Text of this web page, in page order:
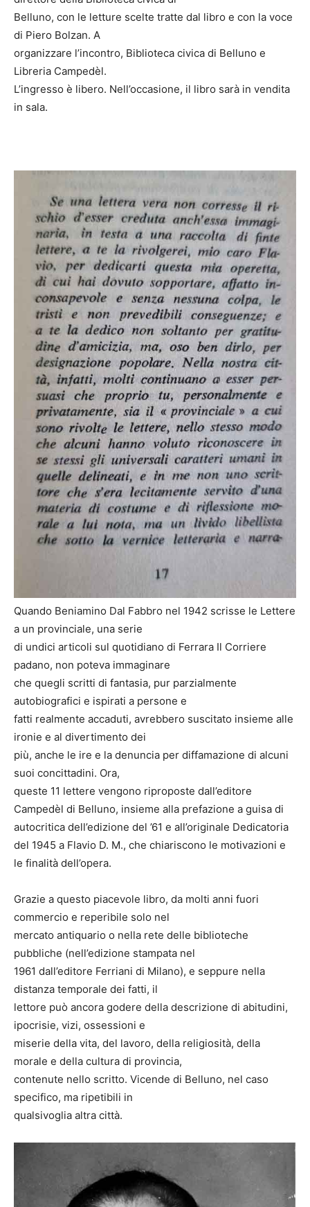
Belluno, con le letture scelte tratte dal libro e con la voce
di Piero Bolzan. A
organizzare l’incontro, Biblioteca civica di Belluno e
Libreria Campedèl.
L’ingresso è libero. Nell’occasione, il libro sarà in vendita
in sala.
Quando Beniamino Dal Fabbro nel 1942 scrisse le Lettere
a un provinciale, una serie
di undici articoli sul quotidiano di Ferrara Il Corriere
padano, non poteva immaginare
che quegli scritti di fantasia, pur parzialmente
autobiografici e ispirati a persone e
fatti realmente accaduti, avrebbero suscitato insieme alle
ironie e al divertimento dei
più, anche le ire e la denuncia per diffamazione di alcuni
suoi concittadini. Ora,
queste 11 lettere vengono riproposte dall’editore
Campedèl di Belluno, insieme alla prefazione a guisa di
autocritica dell’edizione del ’61 e all’originale Dedicatoria
del 1945 a Flavio D. M., che chiariscono le motivazioni e
le finalità dell’opera.
Grazie a questo piacevole libro, da molti anni fuori
commercio e reperibile solo nel
mercato antiquario o nella rete delle biblioteche
pubbliche (nell’edizione stampata nel
1961 dall’editore Ferriani di Milano), e seppure nella
distanza temporale dei fatti, il
lettore può ancora godere della descrizione di abitudini,
ipocrisie, vizi, ossessioni e
miserie della vita, del lavoro, della religiosità, della
morale e della cultura di provincia,
contenute nello scritto. Vicende di Belluno, nel caso
specifico, ma ripetibili in
qualsivoglia altra città.